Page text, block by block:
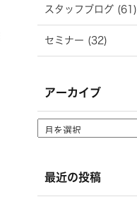
スタッフブログ (61)
セミナー (32)
アーカイブ
最近の投稿